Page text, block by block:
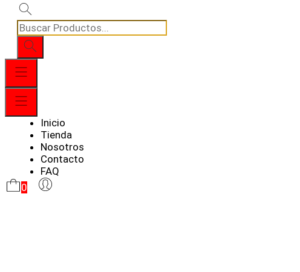
Búsqueda
de
productos
Menú
MenúInicio
Tienda
Nosotros
Contacto
FAQ
0